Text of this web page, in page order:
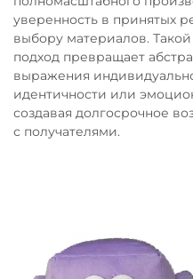
уверенность в принятых
выбору материалов.
подход превращает
выражения
идентичности или
создавая долгосрочное
с получателями.